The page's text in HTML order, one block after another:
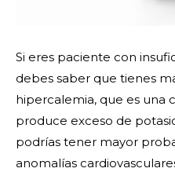
Si eres paciente con
debes saber que tienes
hipercalemia, que es una
produce exceso de
podrías tener mayor
anomalías